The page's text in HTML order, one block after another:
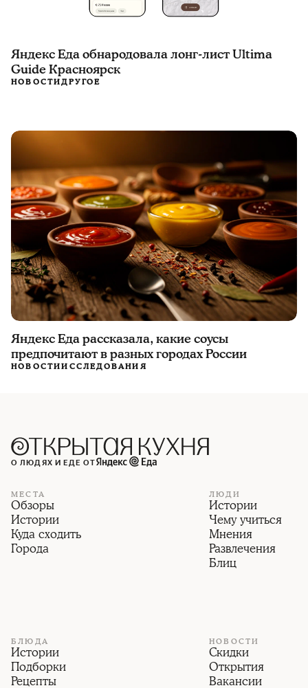
Яндекс Еда обнародовала лонг-лист Ultima
Guide Красноярск
НОВОСТИДРУГОЕ
Яндекс Еда рассказала, какие соусы
предпочитают в разных городах России
НОВОСТИИССЛЕДОВАНИЯ
О ЛЮДЯХ И ЕДЕ ОТ
МЕСТА
Обзоры
Истории
Куда сходить
Города
ЛЮДИ
Истории
Чему учиться
Мнения
Развлечения
Блиц
БЛЮДА
Истории
Подборки
Рецепты
НОВОСТИ
Скидки
Открытия
Вакансии